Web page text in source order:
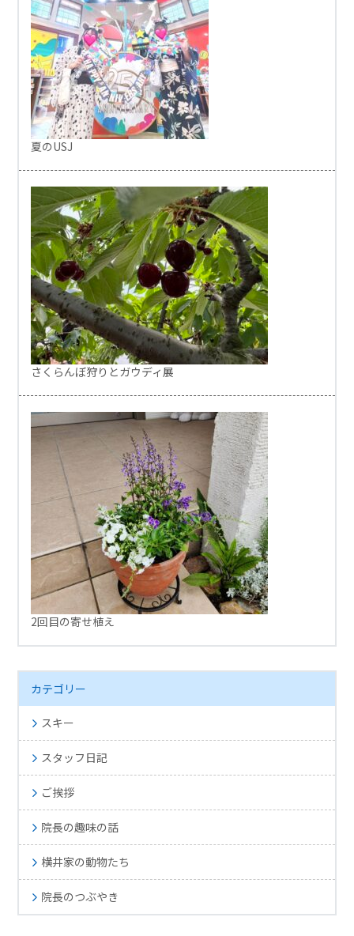
夏のUSJ
さくらんぼ狩りとガウディ展
2回目の寄せ植え
カテゴリー
スキー
スタッフ日記
ご挨拶
院長の趣味の話
横井家の動物たち
院長のつぶやき